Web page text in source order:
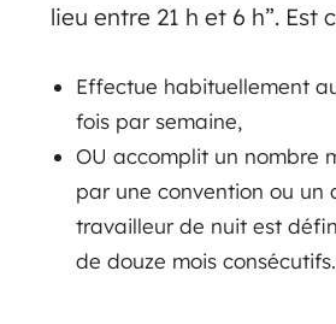
lieu entre 21 h et 6 h”.
Effectue habituellement
fois par semaine,
OU accomplit un nombre
par une convention ou un
travailleur de nuit est
de douze mois consécutifs.